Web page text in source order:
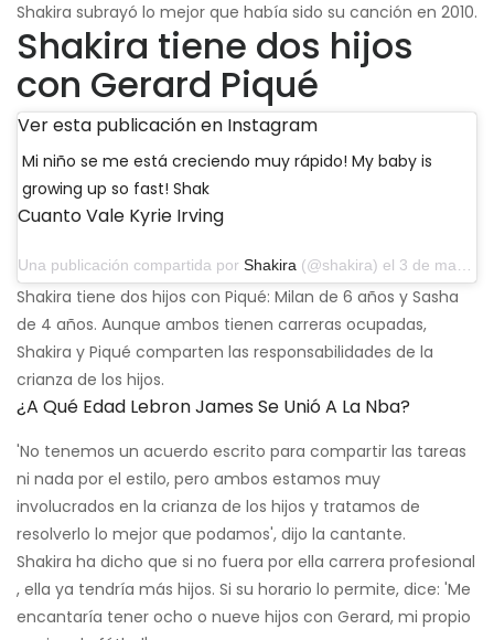
Shakira subrayó lo mejor que había sido su canción en 2010.
Shakira tiene dos hijos
con Gerard Piqué
Ver esta publicación en Instagram
Mi niño se me está creciendo muy rápido! My baby is
growing up so fast! Shak
Cuanto Vale Kyrie Irving
Una publicación compartida por Shakira (@shakira) el 3 de marzo de 2019 a las 6:15 pm PST
Shakira tiene dos hijos con Piqué: Milan de 6 años y Sasha
de 4 años. Aunque ambos tienen carreras ocupadas,
Shakira y Piqué comparten las responsabilidades de la
crianza de los hijos.
¿A Qué Edad Lebron James Se Unió A La Nba?
'No tenemos un acuerdo escrito para compartir las tareas
ni nada por el estilo, pero ambos estamos muy
involucrados en la crianza de los hijos y tratamos de
resolverlo lo mejor que podamos', dijo la cantante.
Shakira ha dicho que si no fuera por ella carrera profesional
, ella ya tendría más hijos. Si su horario lo permite, dice: 'Me
encantaría tener ocho o nueve hijos con Gerard, mi propio